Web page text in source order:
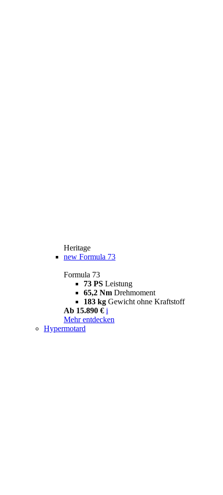
Heritage
new Formula 73
Formula 73
73 PS Leistung
65,2 Nm Drehmoment
183 kg Gewicht ohne Kraftstoff
Ab 15.890 € i
Mehr entdecken
Hypermotard